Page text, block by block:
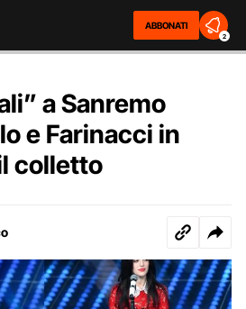
ABBONATI
2
a Sanremo
e Farinacci in
colletto